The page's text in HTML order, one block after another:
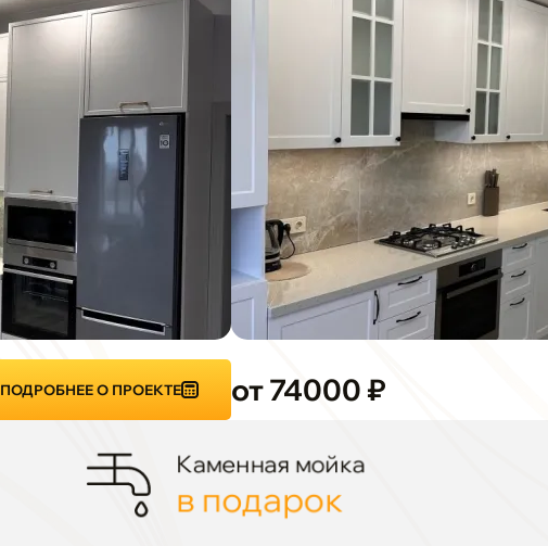
ПОДРОБНЕЕ О ПРОЕКТЕ от 74000 ₽
Каменная мойка
в подарок